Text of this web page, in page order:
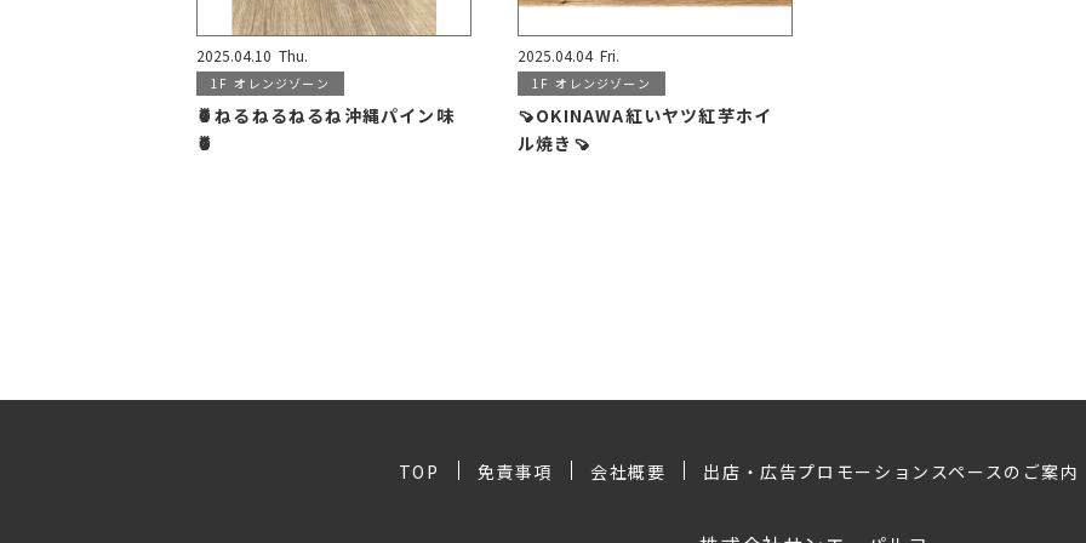
2025.04.10 Thu.
1F オレンジゾーン
🍍ねるねるねるね沖縄パイン味
🍍
2025.04.04 Fri.
1F オレンジゾーン
🍠OKINAWA紅いヤツ紅芋ホイ
ル焼き🍠
TOP 免責事項 会社概要 出店・広告プロモーションスペースのご案内